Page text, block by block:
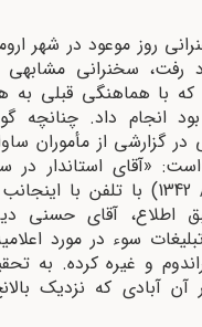
روز موعود در شهر
رفت، سخنرانى مشابهى
که با هماهنگى قبلى به
انجام داد. چنانچه
در گزارشى از مأموران
امروز (6 / 1 / 1342) با تلفن با
اطلاع، آقاى حسنى
سوء در مورد
و غیره کرده. به
آبادى که نزدیک